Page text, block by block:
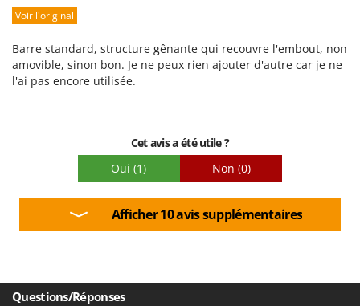
Prestations
Qualité / Prix
Facilité de montage
Voir l'original
Barre standard, structure gênante qui recouvre l'embout, non
amovible, sinon bon. Je ne peux rien ajouter d'autre car je ne
l'ai pas encore utilisée.
Cet avis a été utile ?
Oui (1) Non (0)
Afficher 10 avis supplémentaires
Questions/Réponses